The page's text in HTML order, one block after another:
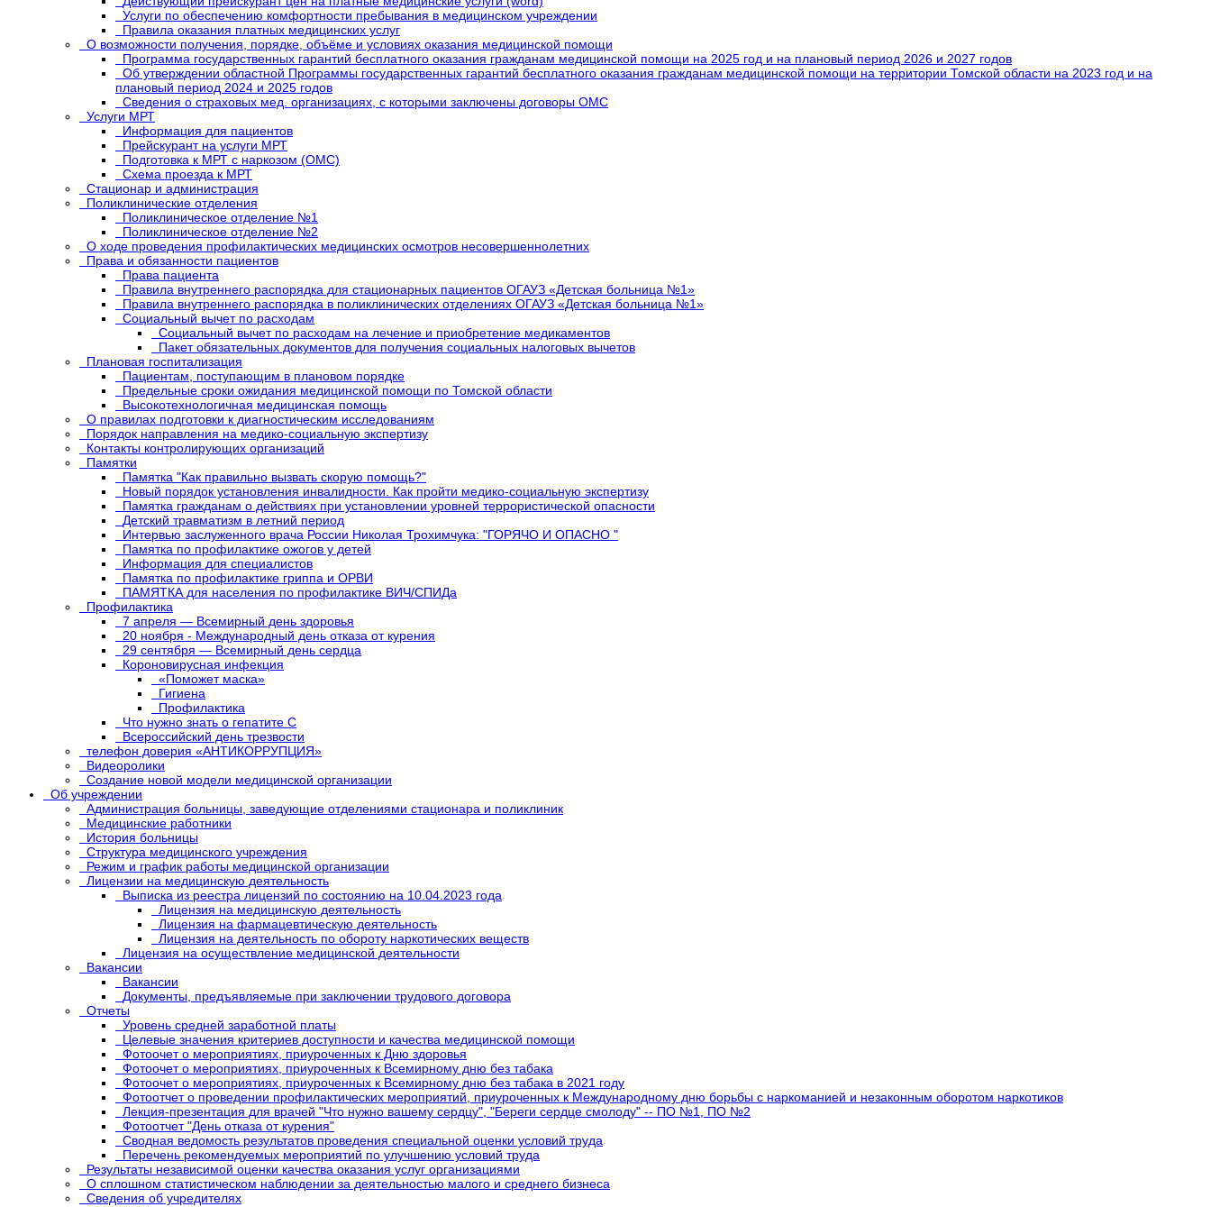
Услуги по обеспечению комфортности пребывания в медицинском учреждении
Правила оказания платных медицинских услуг
О возможности получения, порядке, объёме и условиях оказания медицинской помощи
Программа государственных гарантий бесплатного оказания гражданам медицинской помощи на 2025 год и на плановый период 2026 и 2027 годов
Об утверждении областной Программы государственных гарантий бесплатного оказания гражданам медицинской помощи на территории Томской области на 2023 год и на
плановый период 2024 и 2025 годов
Сведения о страховых мед. организациях, с которыми заключены договоры ОМС
Услуги МРТ
Информация для пациентов
Прейскурант на услуги МРТ
Подготовка к МРТ с наркозом (ОМС)
Схема проезда к МРТ
Стационар и администрация
Поликлинические отделения
Поликлиническое отделение №1
Поликлиническое отделение №2
О ходе проведения профилактических медицинских осмотров несовершеннолетних
Права и обязанности пациентов
Права пациента
Правила внутреннего распорядка для стационарных пациентов ОГАУЗ «Детская больница №1»
Правила внутреннего распорядка в поликлинических отделениях ОГАУЗ «Детская больница №1»
Социальный вычет по расходам
Социальный вычет по расходам на лечение и приобретение медикаментов
Пакет обязательных документов для получения социальных налоговых вычетов
Плановая госпитализация
Пациентам, поступающим в плановом порядке
Предельные сроки ожидания медицинской помощи по Томской области
Высокотехнологичная медицинская помощь
О правилах подготовки к диагностическим исследованиям
Порядок направления на медико-социальную экспертизу
Контакты контролирующих организаций
Памятки
Памятка "Как правильно вызвать скорую помощь?"
Новый порядок установления инвалидности. Как пройти медико-социальную экспертизу
Памятка гражданам о действиях при установлении уровней террористической опасности
Детский травматизм в летний период
Интервью заслуженного врача России Николая Трохимчука: "ГОРЯЧО И ОПАСНО "
Памятка по профилактике ожогов у детей
Информация для специалистов
Памятка по профилактике гриппа и ОРВИ
ПАМЯТКА для населения по профилактике ВИЧ/СПИДа
Профилактика
7 апреля — Всемирный день здоровья
20 ноября - Международный день отказа от курения
29 сентября — Всемирный день сердца
Короновирусная инфекция
«Поможет маска»
Гигиена
Профилактика
Что нужно знать о гепатите C
Всероссийский день трезвости
телефон доверия «АНТИКОРРУПЦИЯ»
Видеоролики
Создание новой модели медицинской организации
Об учреждении
Администрация больницы, заведующие отделениями стационара и поликлиник
Медицинские работники
История больницы
Структура медицинского учреждения
Режим и график работы медицинской организации
Лицензии на медицинскую деятельность
Выписка из реестра лицензий по состоянию на 10.04.2023 года
Лицензия на медицинскую деятельность
Лицензия на фармацевтическую деятельность
Лицензия на деятельность по обороту наркотических веществ
Лицензия на осуществление медицинской деятельности
Вакансии
Вакансии
Документы, предъявляемые при заключении трудового договора
Отчеты
Уровень средней заработной платы
Целевые значения критериев доступности и качества медицинской помощи
Фотоочет о мероприятиях, приуроченных к Дню здоровья
Фотоочет о мероприятиях, приуроченных к Всемирному дню без табака
Фотоочет о мероприятиях, приуроченных к Всемирному дню без табака в 2021 году
Фотоотчет о проведении профилактических мероприятий, приуроченных к Международному дню борьбы с наркоманией и незаконным оборотом наркотиков
Лекция-презентация для врачей "Что нужно вашему сердцу", "Береги сердце смолоду" -- ПО №1, ПО №2
Фотоотчет "День отказа от курения"
Сводная ведомость результатов проведения специальной оценки условий труда
Перечень рекомендуемых мероприятий по улучшению условий труда
Результаты независимой оценки качества оказания услуг организациями
О сплошном статистическом наблюдении за деятельностью малого и среднего бизнеса
Сведения об учредителях